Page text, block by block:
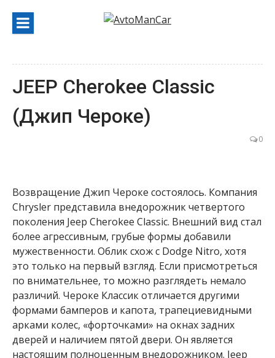
содержанию
JEEP Cherokee Classic
(Джип Чероке)
0
Возвращение Джип Чероке состоялось. Компания
Chrysler представила внедорожник четвертого
поколения Jeep Cherokee Classic. Внешний вид стал
более агрессивным, грубые формы добавили
мужественности. Облик схож с Dodge Nitro, хотя
это только на первый взгляд. Если присмотреться
по внимательнее, то можно разглядеть немало
различий. Чероке Классик отличается другими
формами бамперов и капота, трапециевидными
арками колес, «форточками» на окнах задних
дверей и наличием пятой двери. Он является
настоящим полноценным внедорожником. Jeep